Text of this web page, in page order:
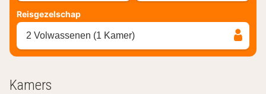
Reisgezelschap
2 Volwassenen (1 Kamer)
Kamers